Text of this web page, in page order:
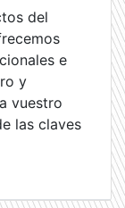
del
e
y
vuestro
las claves